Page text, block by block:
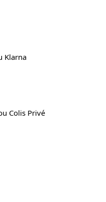
Klarna
Colis Privé